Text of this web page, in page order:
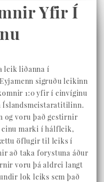
Yfir Í
leik liðanna í
sigruðu leikinn
1:0 yfir í einvíginu
Íslandsmeistaratitilinn.
og voru það gestirnir
marki í hálfleik,
öflugir til leiks í
að taka forystuna áður
voru þá aldrei langt
lok leiks sem það